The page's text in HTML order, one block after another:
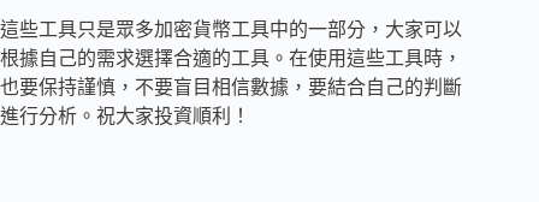
這些工具只是眾多加密貨幣工具中的一部分，大家可以
根據自己的需求選擇合適的工具。在使用這些工具時，
也要保持謹慎，不要盲目相信數據，要結合自己的判斷
進行分析。祝大家投資順利！